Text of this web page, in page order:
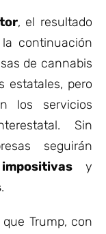
, el resultado
continuación
de cannabis
estatales, pero
los servicios
Sin
seguirán
y
.
Trump, con